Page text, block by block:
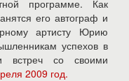
программе. Как
его автограф и
артисту Юрию
успехов в
встреч со своими
2009 год.